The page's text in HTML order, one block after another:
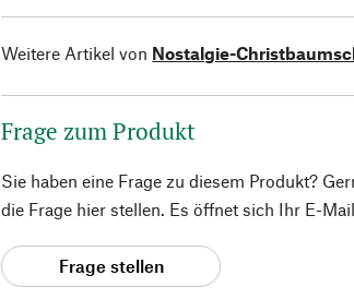
Weitere Artikel von Nostalgie-
Frage zum Produkt
Sie haben eine Frage zu diesem Produkt?
die Frage hier stellen. Es öffnet sich Ihr E-
Frage stellen